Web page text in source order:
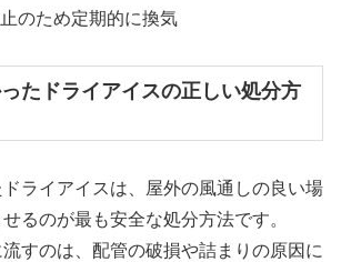
のため定期的に換気
たドライアイスの正しい処分方
ライアイスは、屋外の風通しの良い場
るのが最も安全な処分方法です。
すのは、配管の破損や詰まりの原因に